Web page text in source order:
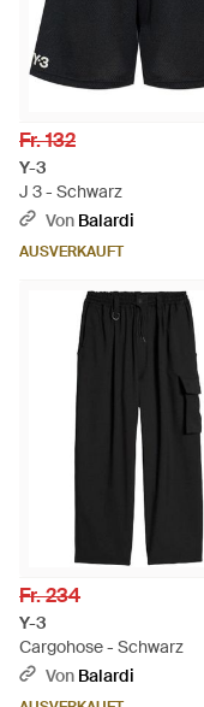
Fr. 132
Y-3
J 3 - Schwarz
Von Balardi
AUSVERKAUFT
Fr. 234
Y-3
Cargohose - Schwarz
Von Balardi